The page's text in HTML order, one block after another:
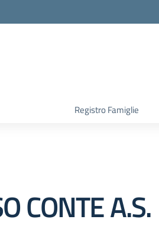
Registro Famiglie
CONTE A.S.